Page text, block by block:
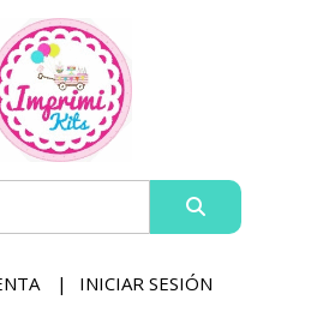
INICIAR SESIÓN